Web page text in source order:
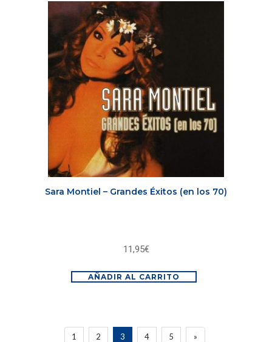
Sara Montiel – Grandes Éxitos (en los 70)
11,95€
AÑADIR AL CARRITO
1 2 3 4 5 »